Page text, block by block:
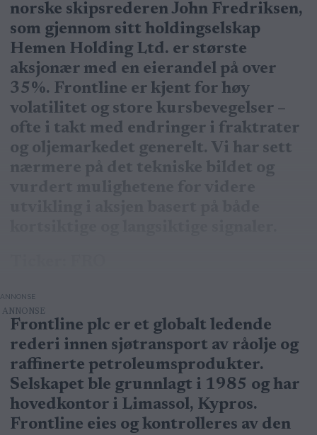
norske skipsrederen John Fredriksen,
som gjennom sitt holdingselskap
Hemen Holding Ltd. er største
aksjonær med en eierandel på over
35%. Frontline er kjent for høy
volatilitet og store kursbevegelser –
ofte i takt med endringer i fraktrater
og oljemarkedet generelt. Vi har sett
nærmere på det tekniske bildet og
ANNONSE
Frontline plc er et globalt ledende
rederi innen sjøtransport av råolje og
raffinerte petroleumsprodukter.
Selskapet ble grunnlagt i 1985 og har
hovedkontor i Limassol, Kypros.
Frontline eies og kontrolleres av den